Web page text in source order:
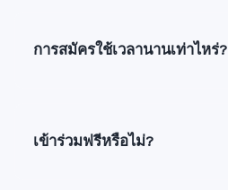
การสมัครใช้เวลานานเท่าไหร่?
เข้าร่วมฟรีหรือไม่?